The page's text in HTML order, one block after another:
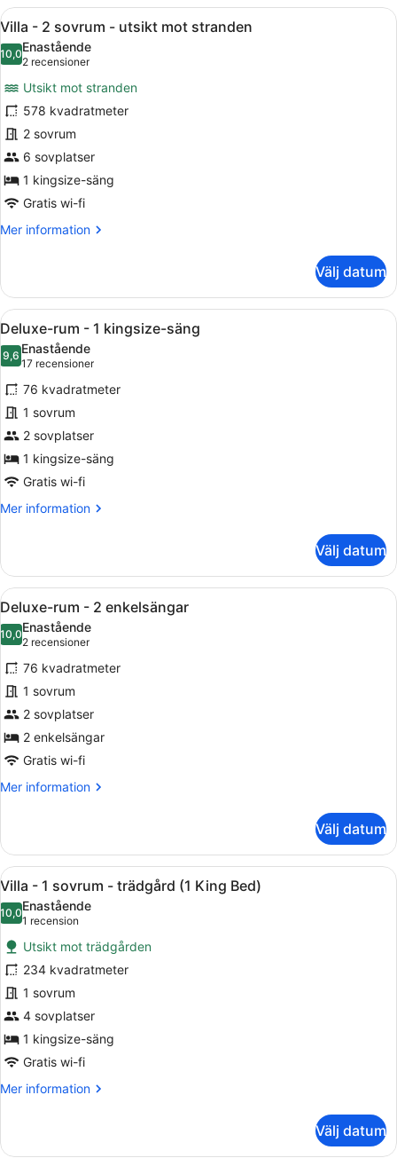
1
kingsize-
säng
(Andaz,
Lagoon
Access)
Öppna
alla
foton
Villa
-
2
sovrum
-
utsikt
mot
stranden
En entré av sten med en synlig
17
Villa - 2 sovrum - utsikt mot stranden
10,010,0 av 10
Enastående
2 recensioner
(2 recensioner)
Utsikt mot stranden
578 kvadratmeter
2 sovrum
6 sovplatser
1 kingsize-säng
Gratis wi-fi
Mer information
Mer
-
sovrum
utsikt
stranden
Välj datum
Öppna
alla
foton
för
Deluxe-
rum
-
1
kingsize-
säng
Ett modernt hotellrum med en
13
Deluxe-rum - 1 kingsize-säng
9,69,6 av 10
Enastående
17 recensioner
(17 recensioner)
76 kvadratmeter
1 sovrum
2 sovplatser
1 kingsize-säng
Gratis wi-fi
Mer information
Mer
rum
1
kingsize-
säng
Välj datum
Öppna
alla
foton
för
Deluxe-
rum
-
2
enkelsängar
Ett rum med ett bord med
8
Deluxe-rum - 2 enkelsängar
10,010,0 av 10
Enastående
2 recensioner
(2 recensioner)
76 kvadratmeter
1 sovrum
2 sovplatser
2 enkelsängar
Gratis wi-fi
Mer information
Mer
rum
2
enkelsängar
Välj datum
Öppna
alla
foton
för
Villa
-
1
sovrum
-
trädgård
(1
King
Ett modernt kök med en inbyggd
15
Villa - 1 sovrum - trädgård (1 King Bed)
10,010,0 av 10
Enastående
1 recension
(1 recension)
Utsikt mot trädgården
234 kvadratmeter
1 sovrum
4 sovplatser
1 kingsize-säng
Gratis wi-fi
Mer information
Mer
-
Välj datum